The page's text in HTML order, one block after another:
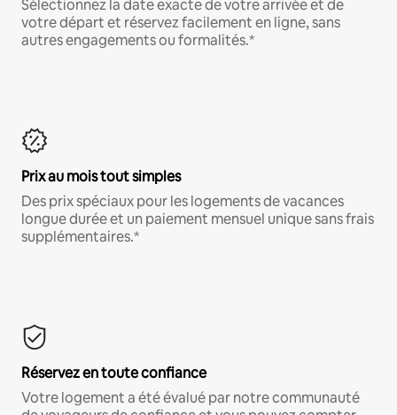
Sélectionnez la date exacte de votre arrivée et de
votre départ et réservez facilement en ligne, sans
autres engagements ou formalités.*
Prix au mois tout simples
Des prix spéciaux pour les logements de vacances
longue durée et un paiement mensuel unique sans frais
supplémentaires.*
Réservez en toute confiance
Votre logement a été évalué par notre communauté